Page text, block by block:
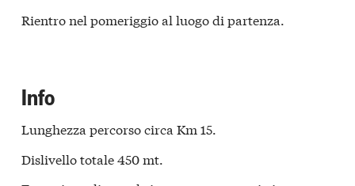
Rientro nel pomeriggio al luogo di partenza.
Info
Lunghezza percorso circa Km 15.
Dislivello totale 450 mt.